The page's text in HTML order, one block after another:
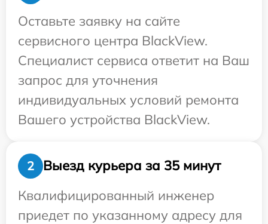
Оставьте заявку на сайте
сервисного центра BlackView.
Специалист сервиса ответит на Ваш
запрос для уточнения
индивидуальных условий ремонта
Вашего устройства BlackView.
2
Выезд курьера за 35 минут
Квалифицированный инженер
приедет по указанному адресу для